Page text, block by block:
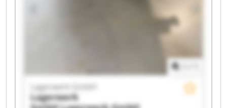
Lagerwerk GmbH
Lagerwerk